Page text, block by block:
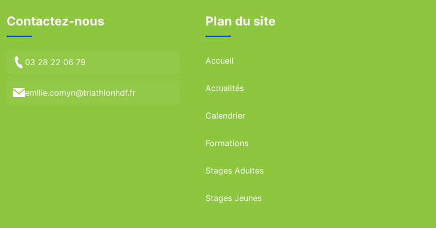
Contactez-nous
03 28 22 06 79
emilie.comyn@triathlonhdf.fr
Plan du site
Accueil
Actualités
Calendrier
Formations
Stages Adultes
Stages Jeunes